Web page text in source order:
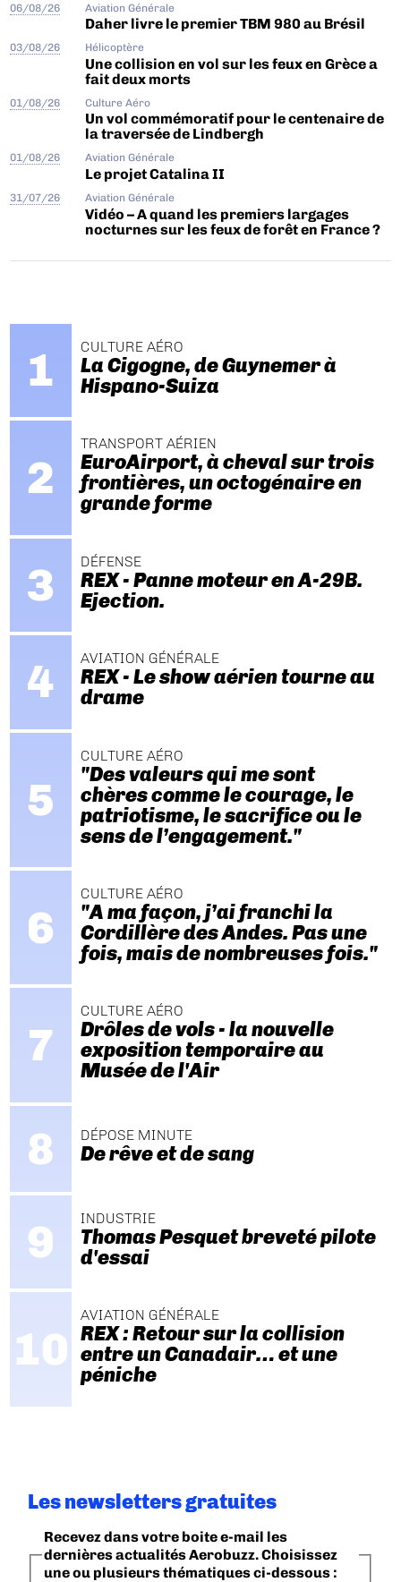
06/08/26 Aviation Générale
Daher livre le premier TBM 980 au Brésil
03/08/26 Hélicoptère
Une collision en vol sur les feux en Grèce a
fait deux morts
01/08/26 Culture Aéro
Un vol commémoratif pour le centenaire de
la traversée de Lindbergh
01/08/26 Aviation Générale
Le projet Catalina II
31/07/26 Aviation Générale
Vidéo – A quand les premiers largages
nocturnes sur les feux de forêt en France ?
CULTURE AÉRO
La Cigogne, de Guynemer à
Hispano-Suiza
TRANSPORT AÉRIEN
EuroAirport, à cheval sur trois
frontières, un octogénaire en
grande forme
DÉFENSE
REX - Panne moteur en A-29B.
Ejection.
AVIATION GÉNÉRALE
REX - Le show aérien tourne au
drame
CULTURE AÉRO
"Des valeurs qui me sont
chères comme le courage, le
patriotisme, le sacrifice ou le
sens de l’engagement."
CULTURE AÉRO
"A ma façon, j’ai franchi la
Cordillère des Andes. Pas une
fois, mais de nombreuses fois."
CULTURE AÉRO
Drôles de vols - la nouvelle
exposition temporaire au
Musée de l'Air
DÉPOSE MINUTE
De rêve et de sang
INDUSTRIE
Thomas Pesquet breveté pilote
d'essai
AVIATION GÉNÉRALE
REX : Retour sur la collision
entre un Canadair… et une
péniche
Les newsletters gratuites
Recevez dans votre boite e-mail les
dernières actualités Aerobuzz. Choisissez
une ou plusieurs thématiques ci-dessous :